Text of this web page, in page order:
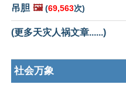
吊胆 🖼️ (69,563次)
(更多天灾人祸文章......)
社会万象